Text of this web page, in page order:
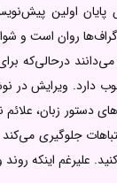
اولین
روان است و
می‌دانند
دارد. ویرایش
دستور زبان،
جلوگیری
علیرغم اینکه